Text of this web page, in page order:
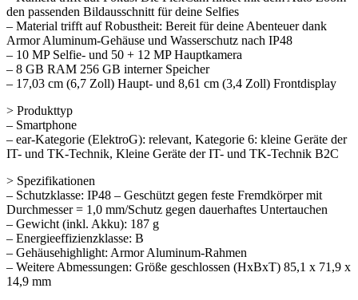
den passenden Bildausschnitt für deine Selfies
– Material trifft auf Robustheit: Bereit für deine Abenteuer dank
Armor Aluminum-Gehäuse und Wasserschutz nach IP48
– 10 MP Selfie- und 50 + 12 MP Hauptkamera
– 8 GB RAM 256 GB interner Speicher
– 17,03 cm (6,7 Zoll) Haupt- und 8,61 cm (3,4 Zoll) Frontdisplay
> Produkttyp
– Smartphone
– ear-Kategorie (ElektroG): relevant, Kategorie 6: kleine Geräte der
IT- und TK-Technik, Kleine Geräte der IT- und TK-Technik B2C
> Spezifikationen
– Schutzklasse: IP48 – Geschützt gegen feste Fremdkörper mit
Durchmesser = 1,0 mm/Schutz gegen dauerhaftes Untertauchen
– Gewicht (inkl. Akku): 187 g
– Energieeffizienzklasse: B
– Gehäusehighlight: Armor Aluminum-Rahmen
– Weitere Abmessungen: Größe geschlossen (HxBxT) 85,1 x 71,9 x
14,9 mm